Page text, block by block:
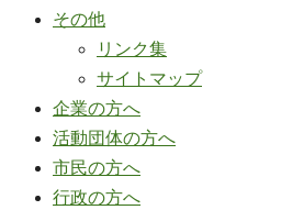
その他
リンク集
サイトマップ
企業の方へ
活動団体の方へ
市民の方へ
行政の方へ